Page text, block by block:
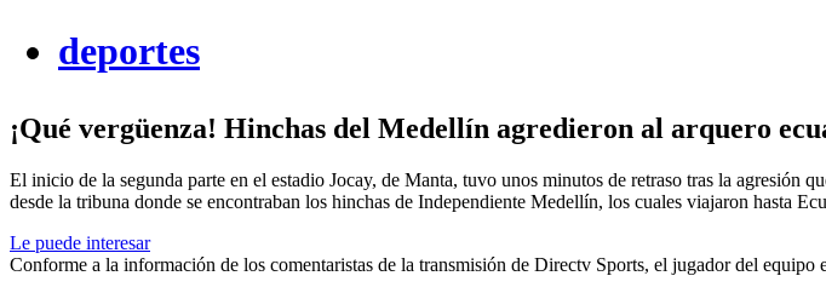
deportes
¡Qué vergüenza! Hinchas del Medellín agredieron al arquero
El inicio de la segunda parte en el estadio Jocay, de Manta, tuvo unos minutos de retraso tras la
desde la tribuna donde se encontraban los hinchas de Independiente Medellín, los cuales viajaron hasta
Le puede interesar
Conforme a la información de los comentaristas de la transmisión de Directv Sports, el jugador del